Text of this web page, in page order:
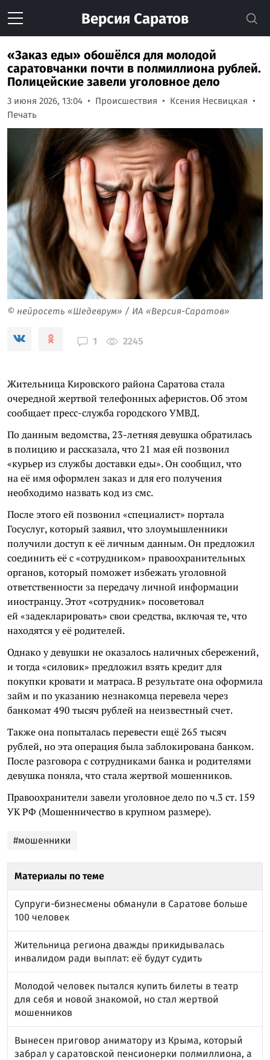
Версия Саратов
«Заказ еды» обошёлся для молодой
саратовчанки почти в полмиллиона рублей.
Полицейские завели уголовное дело
3 июня 2026, 13:04 Происшествия
Ксения Несвицкая
Печать
© нейросеть «Шедеврум» / ИА «Версия-Саратов»
1 2245
Жительница Кировского района Саратова стала
очередной жертвой телефонных аферистов. Об этом
сообщает пресс-служба городского УМВД.
По данным ведомства, 23-летняя девушка обратилась
в полицию и рассказала, что 21 мая ей позвонил
«курьер из службы доставки еды». Он сообщил, что
на её имя оформлен заказ и для его получения
необходимо назвать код из смс.
После этого ей позвонил «специалист» портала
Госуслуг, который заявил, что злоумышленники
получили доступ к её личным данным. Он предложил
соединить её с «сотрудником» правоохранительных
органов, который поможет избежать уголовной
ответственности за передачу личной информации
иностранцу. Этот «сотрудник» посоветовал
ей «задекларировать» свои средства, включая те, что
находятся у её родителей.
Однако у девушки не оказалось наличных сбережений,
и тогда «силовик» предложил взять кредит для
покупки кровати и матраса. В результате она оформила
займ и по указанию незнакомца перевела через
банкомат 490 тысяч рублей на неизвестный счет.
Также она попыталась перевести ещё 265 тысяч
рублей, но эта операция была заблокирована банком.
После разговора с сотрудниками банка и родителями
девушка поняла, что стала жертвой мошенников.
Правоохранители завели уголовное дело по ч.3 ст. 159
УК РФ (Мошенничество в крупном размере).
#мошенники
Материалы по теме
Супруги-бизнесмены обманули в Саратове больше
100 человек
Жительница региона дважды прикидывалась
инвалидом ради выплат: её будут судить
Молодой человек пытался купить билеты в театр
для себя и новой знакомой, но стал жертвой
мошенников
Вынесен приговор аниматору из Крыма, который
забрал у саратовской пенсионерки полмиллиона, а